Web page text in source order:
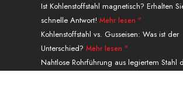
Ist Kohlenstoffstahl magnetisch? Erhalten
schnelle Antwort! Mehr lesen "
Kohlenstoffstahl vs. Gusseisen: Was ist der
Unterschied? Mehr lesen "
Nahtlose Rohrführung aus legiertem Stahl